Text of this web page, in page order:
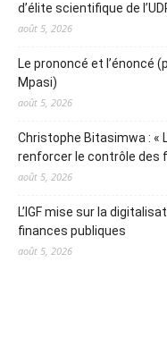
d’élite scientifique de
août 5, 2026
Le prononcé et l’énoncé
Mpasi)
août 5, 2026
Christophe Bitasimwa : «
renforcer le contrôle des
août 5, 2026
L’IGF mise sur la
finances publiques
août 5, 2026